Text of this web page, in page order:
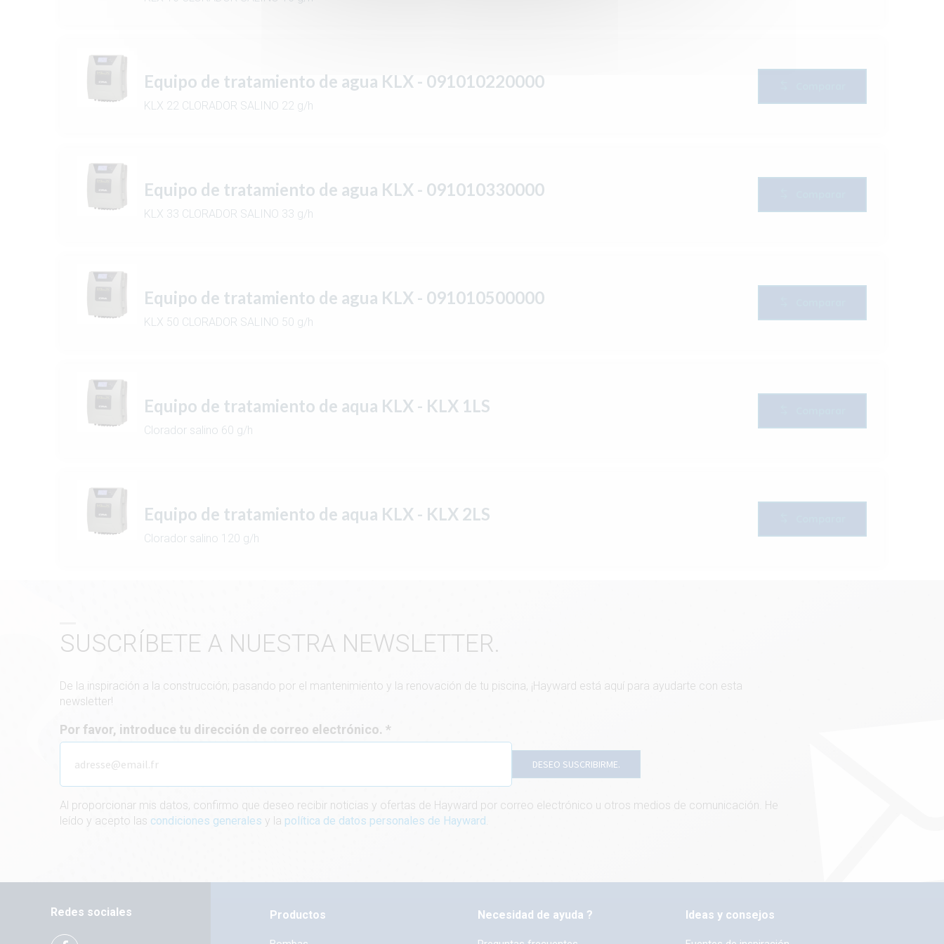
Equipo de tratamiento de agua KLX - 091010220000
KLX 22 CLORADOR SALINO 22 g/h
Equipo de tratamiento de agua KLX - 091010330000
KLX 33 CLORADOR SALINO 33 g/h
Equipo de tratamiento de agua KLX - 091010500000
KLX 50 CLORADOR SALINO 50 g/h
Equipo de tratamiento de aqua KLX - KLX 1LS
Clorador salino 60 g/h
Equipo de tratamiento de aqua KLX - KLX 2LS
Clorador salino 120 g/h
SUSCRÍBETE A NUESTRA NEWSLETTER.
De la inspiración a la construcción; pasando por el mantenimiento y la renovación de tu piscina, ¡Hayward está aquí para ayudarte con esta
newsletter!
Por favor, introduce tu dirección de correo electrónico.
DESEO SUSCRIBIRME.
Al proporcionar mis datos, confirmo que deseo recibir noticias y ofertas de Hayward por correo electrónico u otros medios de comunicación. He
leído y acepto las condiciones generales y la política de datos personales de Hayward
Redes sociales Productos Necesidad de ayuda ? Ideas y consejos